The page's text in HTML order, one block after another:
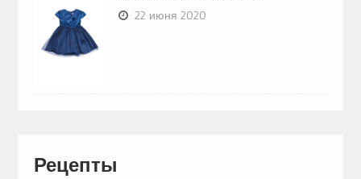
22 июня 2020
Рецепты